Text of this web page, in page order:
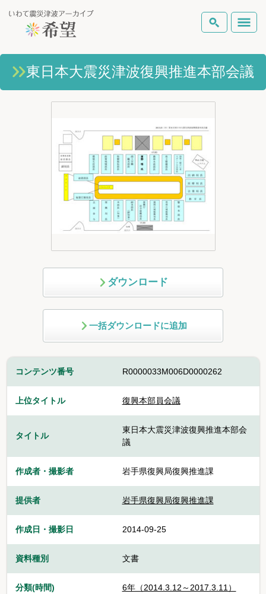
いわて震災津波アーカイブとは
ピックアップコンテンツ
Foreign Laguage
検索
東日本大震災津波復興推進本部会議
ダウンロード
一括ダウンロードに追加
コンテンツ番号 R0000033M006D0000262
上位タイトル 復興本部員会議
タイトル
東日本大震災津波復興推進本部会
議
作成者・撮影者 岩手県復興局復興推進課
提供者 岩手県復興局復興推進課
作成日・撮影日 2014-09-25
資料種別 文書
分類(時間) 6年（2014.3.12～2017.3.11）